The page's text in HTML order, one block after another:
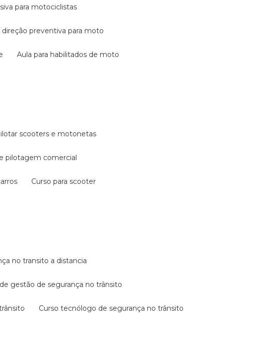
para motociclistas
direção preventiva para moto
aula para habilitados de moto
scooters e motonetas
pilotagem comercial
curso para scooter
no transito a distancia
de gestão de segurança no trânsito
curso tecnólogo de segurança no trânsito